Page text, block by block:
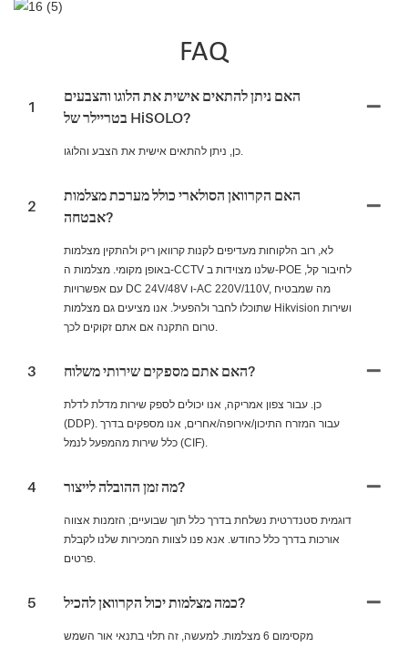
FAQ
1
האם ניתן להתאים אישית את הלוגו והצבעים
בטריילר של HiSOLO?
2
האם הקרוואן הסולארי כולל מערכת מצלמות
אבטחה?
לא, רוב הלקוחות מעדיפים לקנות קרוואן ריק ולהתקין מצלמות
באופן מקומי. מצלמות ה-CCTV שלנו מצוידות ב-POE לחיבור קל,
עם אפשרויות DC 24V/48V ו-AC 220V/110V, מה שמבטיח
שתוכלו לחבר ולהפעיל. אנו מציעים גם מצלמות Hikvision ושירות
3 האם אתם מספקים שירותי משלוח?
כן. עבור צפון אמריקה, אנו יכולים לספק שירות מדלת לדלת
(DDP). עבור המזרח התיכון/אירופה/אחרים, אנו מספקים בדרך
כלל שירות מהמפעל לנמל (CIF).
4 מה זמן ההובלה לייצור?
דוגמית סטנדרטית נשלחת בדרך כלל תוך שבועיים; הזמנות אצווה
אורכות בדרך כלל כחודש. אנא פנו לצוות המכירות שלנו לקבלת
5 כמה מצלמות יכול הקרוואן להכיל?
מקסימום 6 מצלמות. למעשה, זה תלוי בתנאי אור השמש